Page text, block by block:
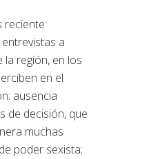
reciente
a
la región, en los
en el
ausencia
de decisión, que
muchas
poder sexista;